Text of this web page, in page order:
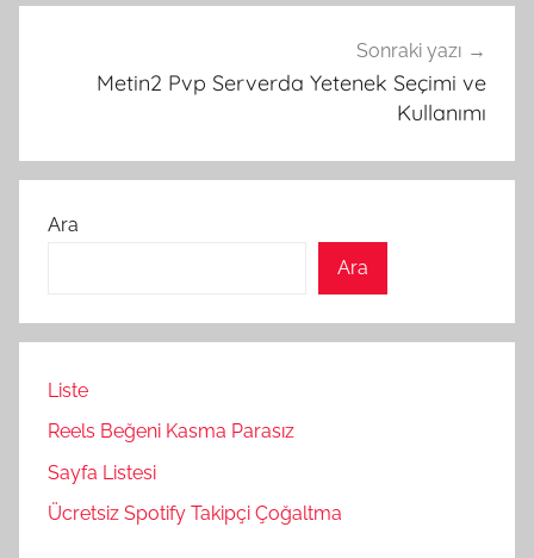
Sonraki yazı
Metin2 Pvp Serverda Yetenek Seçimi ve
Kullanımı
Ara
Ara
Liste
Reels Beğeni Kasma Parasız
Sayfa Listesi
Ücretsiz Spotify Takipçi Çoğaltma